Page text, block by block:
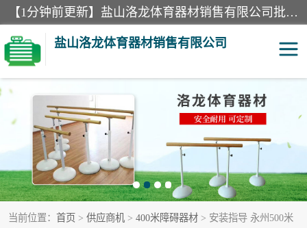
【1分钟前更新】盐山洛龙体育器材销售有限公司批量供应：300米障碍器材、400米障碍器材、部队训练器材、双杠、体操垫、舞蹈把杆等产品。盐山洛龙体育器材销售有限公司经过多年的发展，集研发，生产，销售，售后服务为一体. 奉行“质量，信誉，服务”的宗旨，以开拓创新的精神和真诚守信的态度积极进取。
盐山洛龙体育器材销售有限公司
当前位置： 首页 > 供应商机 > 400米障碍器材 > 安装指导 永州500米
单双杠 舞蹈把杆
400米障碍器材 体操垫
300米障碍器材 攀爬架
塑胶跑道 400米障碍器材1